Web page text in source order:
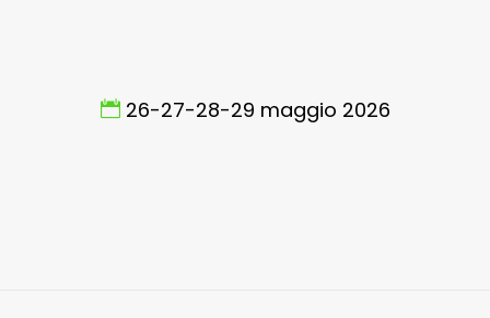
26-27-28-29 maggio 2026